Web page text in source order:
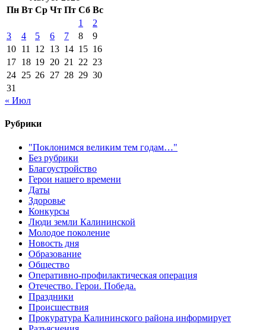
Пн Вт Ср Чт Пт Сб Вс
1
2
3
4 5 6 7 8
9
10 11 12 13 14 15 16
17 18 19 20 21 22 23
24 25 26 27 28 29 30
31
« Июл
Рубрики
"Поклонимся великим тем годам…"
Без рубрики
Благоустройство
Герои нашего времени
Даты
Здоровье
Конкурсы
Люди земли Калининской
Молодое поколение
Новость дня
Образование
Общество
Оперативно-профилактическая операция
Отечество. Герои. Победа.
Праздники
Происшествия
Прокуратура Калининского района информирует